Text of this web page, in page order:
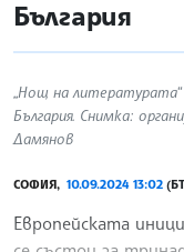
България
„Нощ на
България. Снимка:
Дамянов
СОФИЯ, 10.09.2024 13:02
Европейската